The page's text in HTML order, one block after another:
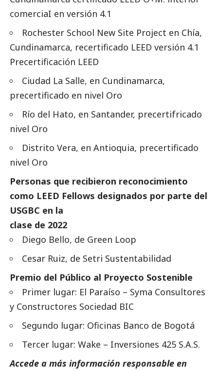
comerciaI en versión 4.1
Rochester School New Site Project en Chía,
Cundinamarca, recertificado LEED versión 4.1
Precertificación LEED
Ciudad La Salle, en Cundinamarca,
precertificado en nivel Oro
Río del Hato, en Santander, precertifricado
nivel Oro
Distrito Vera, en Antioquia, precertificado
nivel Oro
Personas que recibieron reconocimiento
como LEED Fellows designados por parte del
USGBC en la
clase de 2022
Diego Bello, de Green Loop
Cesar Ruiz, de Setri Sustentabilidad
Premio del Público al Proyecto Sostenible
Primer lugar: El Paraíso – Syma Consultores
y Constructores Sociedad BIC
Segundo lugar: Oficinas Banco de Bogotá
Tercer lugar: Wake – Inversiones 425 S.A.S.
Accede a más información responsable en